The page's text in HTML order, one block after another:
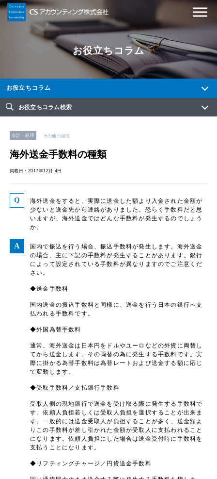
お役立ちコラム
お役立ちコラム
お役立ちコラム検索
会計・経理 その他の経理
海外送金手数料の種類
掲載日：2017年12月 4日
海外送金をすると、実際に送金した額より入金された金額が
少ないと送金先から連絡がありました。恐らく手数料だと思
いますが、海外送金ではどんな手数料が発生するのでしょう
か。
国内で振込を行う場合、振込手数料が発生します。海外送金
の場合、主に下記の手数料が発生することがあります。銀行
によって設定されている手数料が異なりますのでご注意くだ
さい。
◆送金手数料
国内送金の振込手数料と同様に、送金を行う日本の銀行へ支
払われる手数料です。
◆外国為替手数料
通常、海外送金は日本円をドルやユーロなどの外貨に両替し
てから送金します。その両替の為に発生する手数料です。実
際に掛かる為替手数料は為替レートおよび送金する額に応じ
て変動します。
◆受取手数料／支払銀行手数料
受取人側の現地銀行で送金を受け取る際に発生する手数料で
す。依頼人負担若しくは受取人負担を選択することが出来ま
す。一般的には送金受取人が負担することが多く、送金額よ
りこの手数料が差し引かれた金額が受取人に支払われること
になります。依頼人負担にした場合は送金受付時に手数料を
支払うことになります。
◆リフティングチャージ／円貨送金手数料